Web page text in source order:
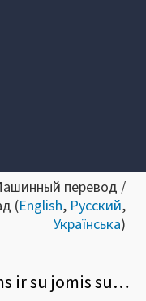
перевод /
(English, Русский,
Українська)
Kurioms vežimo paslaugoms ir su jomis susijusiems sandoriams gali būti taikomas 0 proc. PVM tarifas?